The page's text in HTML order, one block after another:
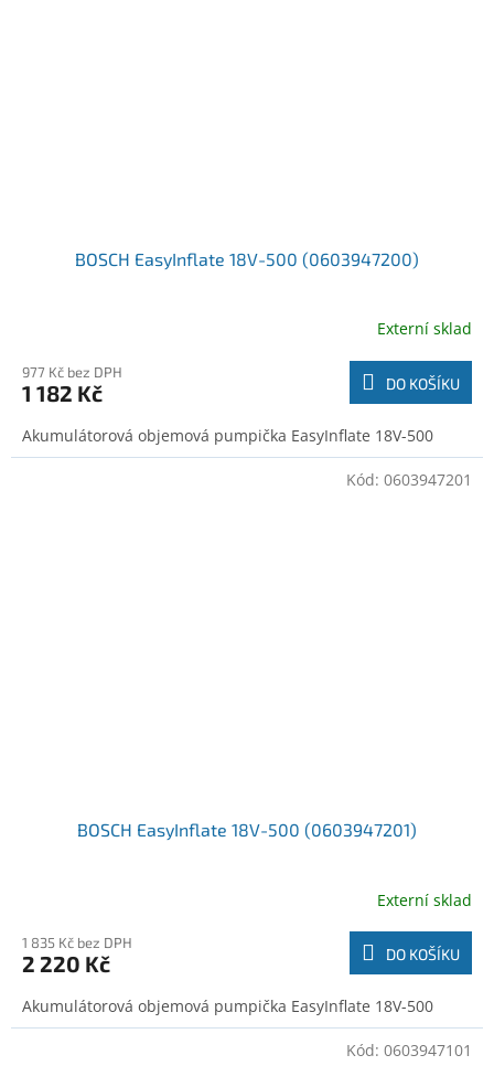
BOSCH EasyInflate 18V-500 (0603947200)
Externí sklad
977 Kč bez DPH
1 182 Kč DO KOŠÍKU
Akumulátorová objemová pumpička EasyInflate 18V-500
BOSCH EasyInflate 18V-500 (0603947201)
Externí sklad
1 835 Kč bez DPH
2 220 Kč DO KOŠÍKU
Akumulátorová objemová pumpička EasyInflate 18V-500
Kód: 0603947201
Kód: 0603947101